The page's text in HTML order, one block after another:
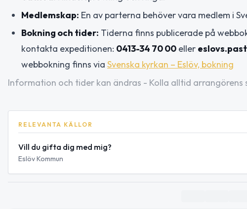
Medlemskap: En av parterna behöver vara medlem i
Bokning och tider: Tiderna finns publicerade på
kontakta expeditionen: 0413-34 70 00 eller
webbokning finns via Svenska kyrkan – Eslöv, bokning
Information och tider kan ändras - Kolla alltid arrangörens
RELEVANTA KÄLLOR
Vill du gifta dig med mig?
Eslöv Kommun